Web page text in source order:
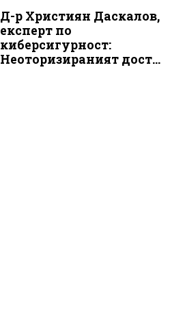
Д-р Християн Даскалов,
експерт по
киберсигурност:
Неоторизираният дост...